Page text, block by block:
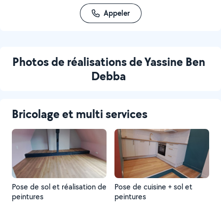
Appeler
Photos de réalisations de Yassine Ben
Debba
Bricolage et multi services
Pose de sol et réalisation de
peintures
Pose de cuisine + sol et
peintures